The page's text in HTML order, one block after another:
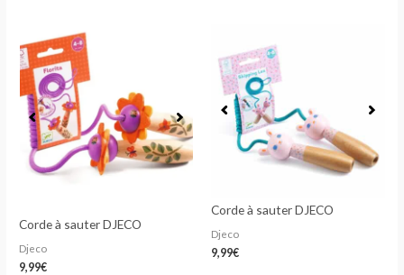
Corde à sauter DJECO
Djeco
9,99€
Corde à sauter DJECO
Djeco
9,99€